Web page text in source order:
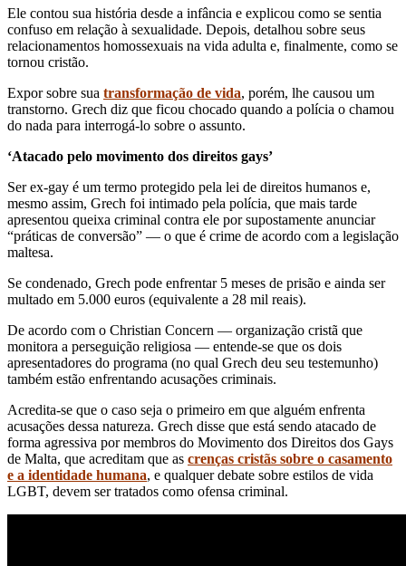
Ele contou sua história desde a infância e explicou como se sentia
confuso em relação à sexualidade. Depois, detalhou sobre seus
relacionamentos homossexuais na vida adulta e, finalmente, como se
tornou cristão.
Expor sobre sua transformação de vida, porém, lhe causou um
transtorno. Grech diz que ficou chocado quando a polícia o chamou
do nada para interrogá-lo sobre o assunto.
‘Atacado pelo movimento dos direitos gays’
Ser ex-gay é um termo protegido pela lei de direitos humanos e,
mesmo assim, Grech foi intimado pela polícia, que mais tarde
apresentou queixa criminal contra ele por supostamente anunciar
“práticas de conversão” — o que é crime de acordo com a legislação
maltesa.
Se condenado, Grech pode enfrentar 5 meses de prisão e ainda ser
multado em 5.000 euros (equivalente a 28 mil reais).
De acordo com o Christian Concern — organização cristã que
monitora a perseguição religiosa — entende-se que os dois
apresentadores do programa (no qual Grech deu seu testemunho)
também estão enfrentando acusações criminais.
Acredita-se que o caso seja o primeiro em que alguém enfrenta
acusações dessa natureza. Grech disse que está sendo atacado de
forma agressiva por membros do Movimento dos Direitos dos Gays
de Malta, que acreditam que as crenças cristãs sobre o casamento
e a identidade humana, e qualquer debate sobre estilos de vida
LGBT, devem ser tratados como ofensa criminal.